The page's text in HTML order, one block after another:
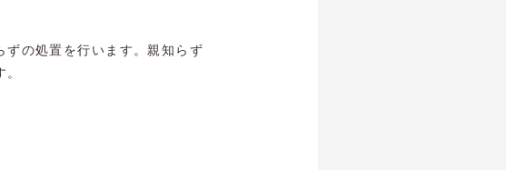
ずの処置を行います。親知らず